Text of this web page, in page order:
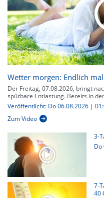
Wetter morgen: Endlich
Der Freitag, 07.08.2026, bringt
spürbare Entlastung. Bereits in
Veröffentlicht: Do 06.08.2026 |
Zum Video
3-
Do
7-
40